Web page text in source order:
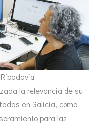
la relevancia de su
en Galicia, como
para las